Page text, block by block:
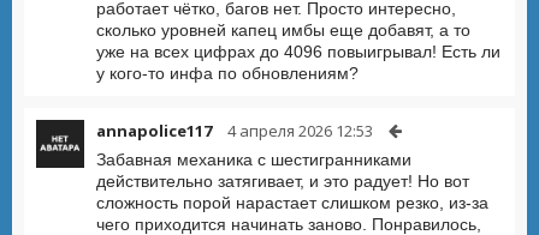
работает чётко, багов нет. Просто интересно,
сколько уровней капец имбы еще добавят, а то
уже на всех цифрах до 4096 повыигрывал! Есть ли
у кого-то инфа по обновлениям?
annapolice117 4 апреля 2026 12:53
Забавная механика с шестигранниками
действительно затягивает, и это радует! Но вот
сложность порой нарастает слишком резко, из-за
чего приходится начинать заново. Понравилось,